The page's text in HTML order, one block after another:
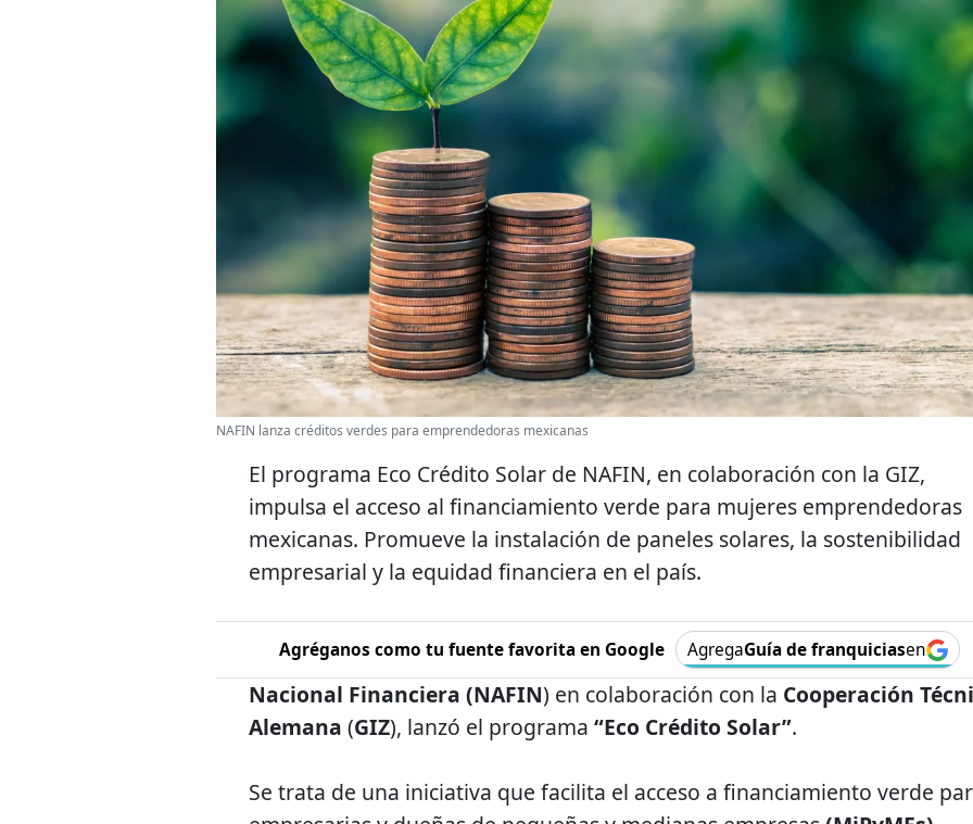
NAFIN lanza créditos verdes para emprendedoras mexicanas
El programa Eco Crédito Solar de NAFIN, en colaboración con la GIZ,
impulsa el acceso al financiamiento verde para mujeres emprendedoras
mexicanas. Promueve la instalación de paneles solares, la sostenibilidad
empresarial y la equidad financiera en el país.
Agréganos como tu fuente favorita en Google AgregaGuía de franquiciasen
Nacional Financiera (NAFIN) en colaboración con la Cooperación
Alemana (GIZ), lanzó el programa “Eco Crédito Solar”.
Se trata de una iniciativa que facilita el acceso a financiamiento verde